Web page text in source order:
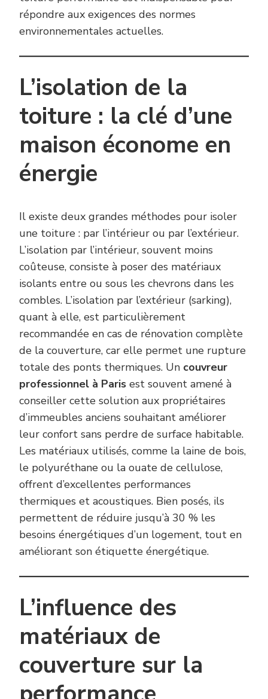
répondre aux exigences des normes
environnementales actuelles.
L’isolation de la
toiture : la clé d’une
maison économe en
énergie
Il existe deux grandes méthodes pour isoler
une toiture : par l’intérieur ou par l’extérieur.
L’isolation par l’intérieur, souvent moins
coûteuse, consiste à poser des matériaux
isolants entre ou sous les chevrons dans les
combles. L’isolation par l’extérieur (sarking),
quant à elle, est particulièrement
recommandée en cas de rénovation complète
de la couverture, car elle permet une rupture
totale des ponts thermiques. Un couvreur
professionnel à Paris est souvent amené à
conseiller cette solution aux propriétaires
d’immeubles anciens souhaitant améliorer
leur confort sans perdre de surface habitable.
Les matériaux utilisés, comme la laine de bois,
le polyuréthane ou la ouate de cellulose,
offrent d’excellentes performances
thermiques et acoustiques. Bien posés, ils
permettent de réduire jusqu’à 30 % les
besoins énergétiques d’un logement, tout en
améliorant son étiquette énergétique.
L’influence des
matériaux de
couverture sur la